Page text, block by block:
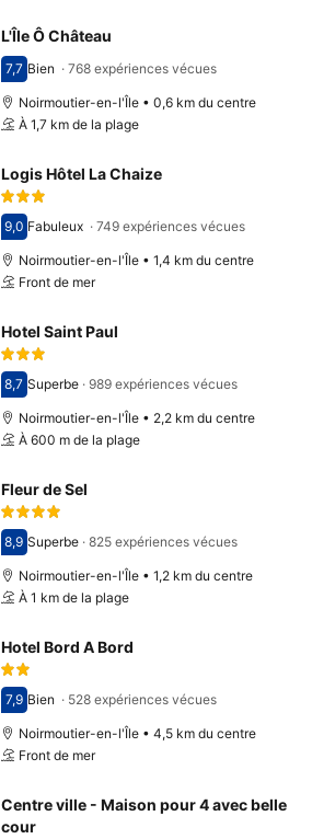
L'Île Ô Château
Avec une note de 7,7
7,7 Bien · 768 expériences vécues
Noirmoutier-en-l'Île • 0,6 km du centre
À 1,7 km de la plage
Logis Hôtel La Chaize
Avec une note de 9,0
9,0 Fabuleux · 749 expériences vécues
Noirmoutier-en-l'Île • 1,4 km du centre
Front de mer
Hotel Saint Paul
Avec une note de 8,7
8,7 Superbe· 989 expériences vécues
Noirmoutier-en-l'Île • 2,2 km du centre
À 600 m de la plage
Fleur de Sel
Avec une note de 8,9
8,9 Superbe· 825 expériences vécues
Noirmoutier-en-l'Île • 1,2 km du centre
À 1 km de la plage
Hotel Bord A Bord
Avec une note de 7,9
7,9 Bien · 528 expériences vécues
Noirmoutier-en-l'Île • 4,5 km du centre
Front de mer
Centre ville - Maison pour 4 avec belle
cour